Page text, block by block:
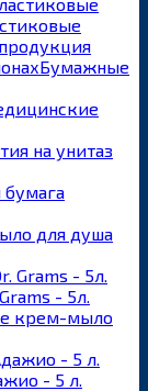
Бумажные
на унитаз
бумага
для душа
- 5л.
крем-мыло
- 5 л.